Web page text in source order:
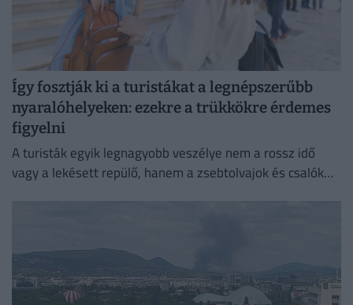
Így fosztják ki a turistákat a legnépszerűbb
nyaralóhelyeken: ezekre a trükkökre érdemes
figyelni
A turisták egyik legnagyobb veszélye nem a rossz idő
vagy a lekésett repülő, hanem a zsebtolvajok és csalók